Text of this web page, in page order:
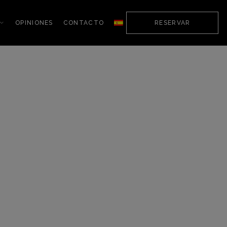
OPINIONES CONTACTO RESERVAR